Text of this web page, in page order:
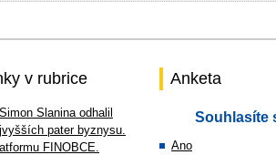
v rubrice
Slanina odhalil
pater byznysu.
FINOBCE.
Anketa
Souhlasíte
Ano